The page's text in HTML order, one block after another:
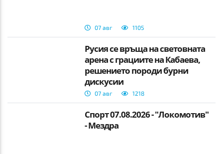
07 авг 1105
Русия се връща на световната
арена с грациите на Кабаева,
решението породи бурни
дискусии
07 авг 1218
Спорт 07.08.2026 - "Локомотив"
- Мездра